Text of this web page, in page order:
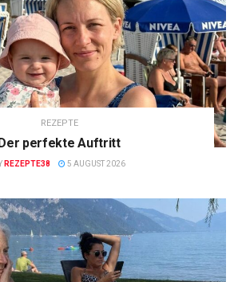
REZEPTE
Der perfekte Auftritt
REZEPTE38 5 AUGUST 2026